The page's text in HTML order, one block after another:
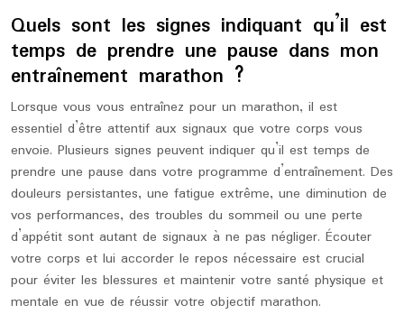
Quels sont les signes indiquant qu’il est
temps de prendre une pause dans mon
entraînement marathon ?
Lorsque vous vous entraînez pour un marathon, il est
essentiel d’être attentif aux signaux que votre corps vous
envoie. Plusieurs signes peuvent indiquer qu’il est temps de
prendre une pause dans votre programme d’entraînement. Des
douleurs persistantes, une fatigue extrême, une diminution de
vos performances, des troubles du sommeil ou une perte
d’appétit sont autant de signaux à ne pas négliger. Écouter
votre corps et lui accorder le repos nécessaire est crucial
pour éviter les blessures et maintenir votre santé physique et
mentale en vue de réussir votre objectif marathon.